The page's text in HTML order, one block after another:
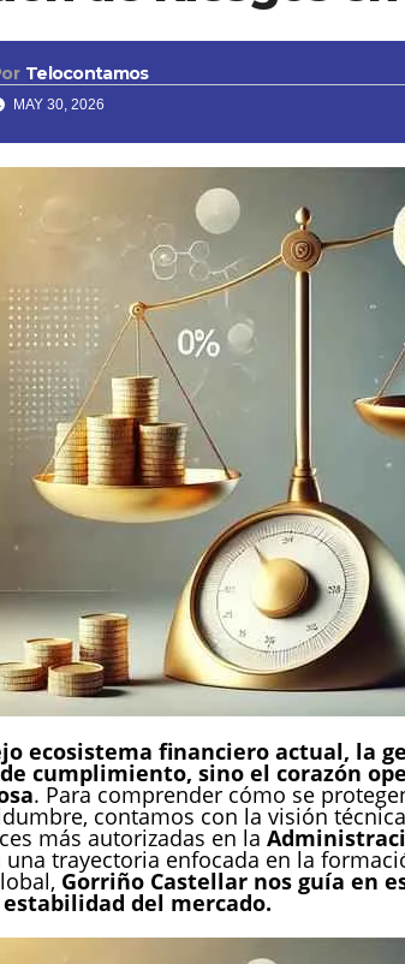
Telocontamos
MAY 30, 2026
ecosistema financiero actual, la
cumplimiento, sino el corazón
. Para comprender cómo se
contamos con la visión
más autorizadas en la
una trayectoria enfocada en la
Gorriño Castellar nos guía en
del mercado.